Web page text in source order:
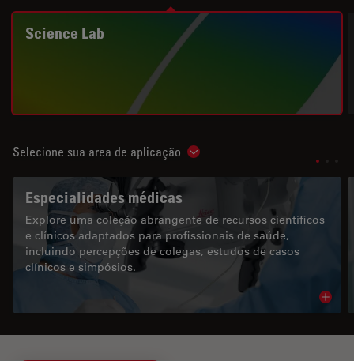
Science Lab
Selecione sua area de aplicação Show subnavigation
Especialidades médicas
Explore uma coleção abrangente de recursos científicos
e clínicos adaptados para profissionais de saúde,
incluindo percepções de colegas, estudos de casos
clínicos e simpósios.